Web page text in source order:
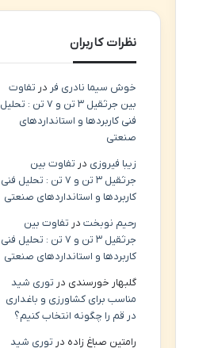
نظرات کاربران
خوش سیما نادری فر در تفاوت
بین جرثقیل ۳ تن و ۷ تن : تحلیل
فنی کاربردها و استانداردهای
صنعتی
زیبا فیروزی در تفاوت بین
جرثقیل ۳ تن و ۷ تن : تحلیل فنی
کاربردها و استانداردهای صنعتی
رحیم نوبختدر تفاوت بین
جرثقیل ۳ تن و ۷ تن : تحلیل فنی
کاربردها و استانداردهای صنعتی
گلبهار خورسندی در توری شید
مناسب برای کشاورزی و باغداری
در قم را چگونه انتخاب کنیم؟
رامتین صباغ زاده در توری شید